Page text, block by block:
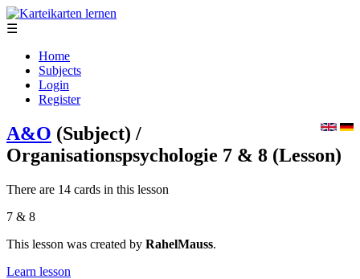
☰
Home
Subjects
Login
Register
A&O (Subject) /
Organisationspsychologie 7 & 8 (Lesson)
There are 14 cards in this lesson
7 & 8
This lesson was created by RahelMauss.
Learn lesson